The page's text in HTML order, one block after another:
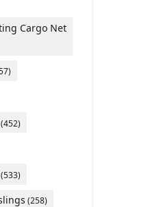
Cargo Net
(452)
(533)
(258)